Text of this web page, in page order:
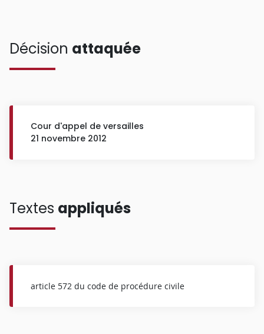
Décision attaquée
Cour d'appel de versailles
21 novembre 2012
Textes appliqués
article 572 du code de procédure civile